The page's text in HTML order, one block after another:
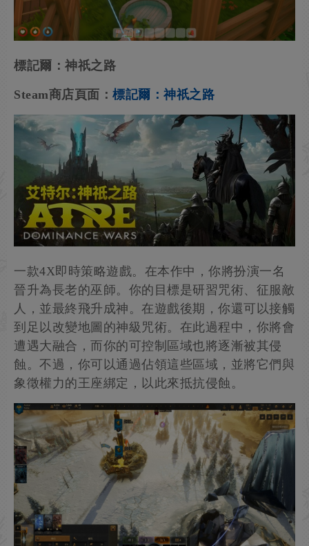
標記爾：神祇之路
Steam商店頁面： 標記爾：神祇之路
一款4X即時策略遊戲。在本作中，你將扮演一名
晉升為長老的巫師。你的目標是研習咒術、征服敵
人，並最終飛升成神。在遊戲後期，你還可以接觸
到足以改變地圖的神級咒術。在此過程中，你將會
遭遇大融合，而你的可控制區域也將逐漸被其侵
蝕。不過，你可以通過佔領這些區域，並將它們與
象徵權力的王座綁定，以此來抵抗侵蝕。